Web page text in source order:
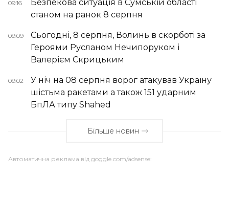
09:16
Безпекова ситуація в Сумській області
станом на ранок 8 серпня
09:09
Сьогодні, 8 серпня, Волинь в скорботі за
Героями Русланом Нечипоруком і
Валерієм Скрицьким
09:02
У ніч на 08 серпня ворог атакував Україну
шістьма ракетами а також 151 ударним
БпЛА типу Shahed
Більше новин
Автоматична реклама від goggle.com/adsense: